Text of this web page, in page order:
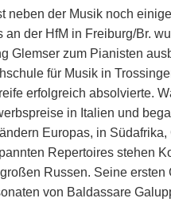
neben der Musik noch
an der HfM in Freiburg/Br.
Glemser zum Pianisten
für Musik in
erfolgreich absolvierte.
in Italien und
Europas, in
Repertoires stehen
Russen. Seine
von Baldassare